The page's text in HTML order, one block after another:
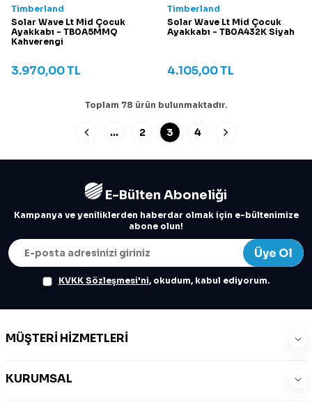
Timberland
Solar Wave Lt Mid Çocuk
Ayakkabı - TB0A5MMQ
Kahverengi
3.970,00TL
Timberland
Solar Wave Lt Mid Çocuk
Ayakkabı - TB0A432K Siyah
4.105,00TL
Toplam 78 ürün bulunmaktadır.
… 2 3 4
E-Bülten Aboneliği
Kampanya ve yeniliklerden haberdar olmak için e-bültenimize
abone olun!
Üye Ol
KVKK Sözleşmesi'ni, okudum, kabul ediyorum.
MÜŞTERI HIZMETLERI
KURUMSAL